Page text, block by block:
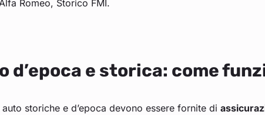
Romeo, Storico FMI.
d’epoca e storica: come
storiche e d’epoca devono essere fornite di